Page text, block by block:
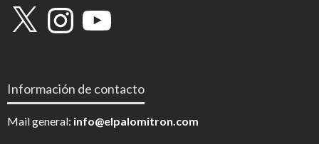
X InstagramYouTube
Información de contacto
Mail general: info@elpalomitron.com